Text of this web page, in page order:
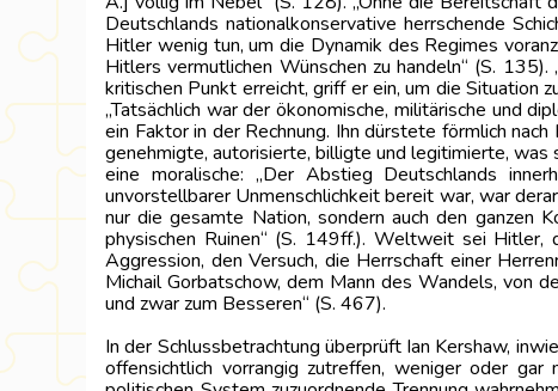
Deutschlands nationalkonservative herrschende
Hitler wenig tun, um die Dynamik des Regimes
Hitlers vermutlichen Wünschen zu handeln“ (S.
kritischen Punkt erreicht, griff er ein, um die
„Tatsächlich war der ökonomische, militärische und
ein Faktor in der Rechnung. Ihn dürstete förmlich
genehmigte, autorisierte, billigte und legitimierte,
eine moralische: „Der Abstieg Deutschlands
unvorstellbarer Unmenschlichkeit bereit war, war
nur die gesamte Nation, sondern auch den ganzen
physischen Ruinen“ (S. 149ff.). Weltweit sei Hitler,
Aggression, den Versuch, die Herrschaft einer
Michail Gorbatschow, dem Mann des Wandels, von
und zwar zum Besseren“ (S. 467).
In der Schlussbetrachtung überprüft Ian Kershaw,
offensichtlich vorrangig zutreffen, weniger oder